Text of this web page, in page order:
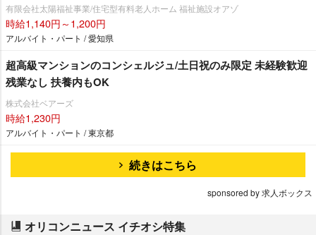
有限会社太陽福祉事業/住宅型有料老人ホーム 福祉施設オアゾ
時給1,140円～1,200円
アルバイト・パート / 愛知県
超高級マンションのコンシェルジュ/土日祝のみ限定 未経験歓迎
残業なし 扶養内もOK
株式会社ベアーズ
時給1,230円
アルバイト・パート / 東京都
続きはこちら
sponsored by 求人ボックス
オリコンニュース イチオシ特集